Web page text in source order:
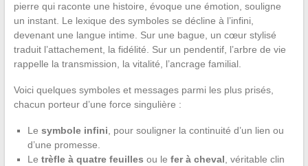
pierre qui raconte une histoire, évoque une émotion, souligne
un instant. Le lexique des symboles se décline à l’infini,
devenant une langue intime. Sur une bague, un cœur stylisé
traduit l’attachement, la fidélité. Sur un pendentif, l’arbre de vie
rappelle la transmission, la vitalité, l’ancrage familial.
Voici quelques symboles et messages parmi les plus prisés,
chacun porteur d’une force singulière :
Le symbole infini , pour souligner la continuité d’un lien ou
d’une promesse.
Le trèfle à quatre feuilles ou le fer à cheval , véritable clin